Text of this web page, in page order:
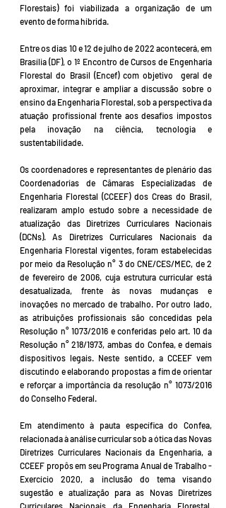
Florestais) foi viabilizada a organização de um
evento de forma híbrida.
Entre os dias 10 e 12 de julho de 2022 acontecerá, em
Brasília (DF), o 1º Encontro de Cursos de Engenharia
Florestal do Brasil (Encef) com objetivo geral de
aproximar, integrar e ampliar a discussão sobre o
ensino da Engenharia Florestal, sob a perspectiva da
atuação profissional frente aos desafios impostos
pela inovação na ciência, tecnologia e
sustentabilidade.
Os coordenadores e representantes de plenário das
Coordenadorias de Câmaras Especializadas de
Engenharia Florestal (CCEEF) dos Creas do Brasil,
realizaram amplo estudo sobre a necessidade de
atualização das Diretrizes Curriculares Nacionais
(DCNs). As Diretrizes Curriculares Nacionais da
Engenharia Florestal vigentes, foram estabelecidas
por meio da Resolução n° 3 do CNE/CES/MEC, de 2
de fevereiro de 2006, cuja estrutura curricular está
desatualizada, frente às novas mudanças e
inovações no mercado de trabalho. Por outro lado,
as atribuições profissionais são concedidas pela
Resolução n° 1073/2016 e conferidas pelo art. 10 da
Resolução n° 218/1973, ambas do Confea, e demais
dispositivos legais. Neste sentido, a CCEEF vem
discutindo e elaborando propostas a fim de orientar
e reforçar a importância da resolução n° 1073/2016
do Conselho Federal.
Em atendimento à pauta específica do Confea,
relacionada à análise curricular sob a ótica das Novas
Diretrizes Curriculares Nacionais da Engenharia, a
CCEEF propôs em seu Programa Anual de Trabalho -
Exercício 2020, a inclusão do tema visando
sugestão e atualização para as Novas Diretrizes
Curriculares Nacionais da Engenharia Florestal,